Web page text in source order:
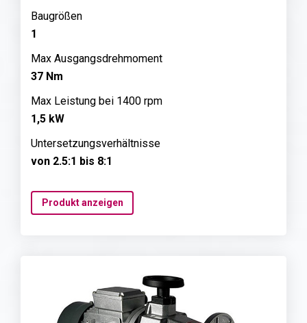
Baugrößen
1
Max Ausgangsdrehmoment
37 Nm
Max Leistung bei 1400 rpm
1,5 kW
Untersetzungsverhältnisse
von 2.5:1 bis 8:1
Produkt anzeigen